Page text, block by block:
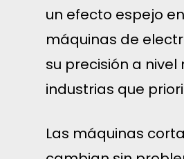
un efecto espejo
máquinas de
su precisión a
industrias que
Las máquinas